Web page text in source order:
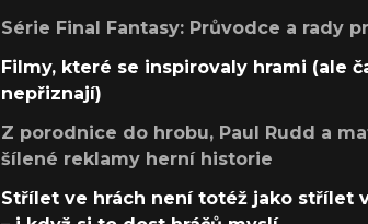
Série Final Fantasy: Průvodce a rady
Filmy, které se inspirovaly hrami (ale
nepřiznají)
Z porodnice do hrobu, Paul Rudd a
šílené reklamy herní historie
Střílet ve hrách není totéž jako střílet